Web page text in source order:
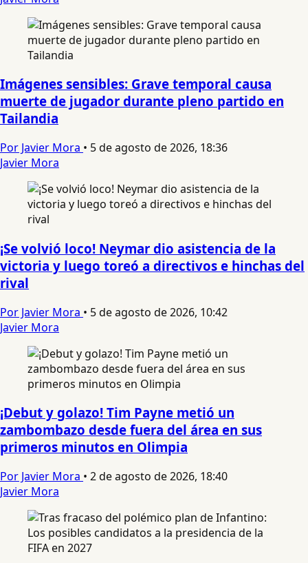
Imágenes sensibles: Grave temporal causa
muerte de jugador durante pleno partido en
Tailandia
Por Javier Mora • 5 de agosto de 2026, 18:36
Javier Mora
¡Se volvió loco! Neymar dio asistencia de la
victoria y luego toreó a directivos e hinchas del
rival
Por Javier Mora • 5 de agosto de 2026, 10:42
Javier Mora
¡Debut y golazo! Tim Payne metió un
zambombazo desde fuera del área en sus
primeros minutos en Olimpia
Por Javier Mora • 2 de agosto de 2026, 18:40
Javier Mora